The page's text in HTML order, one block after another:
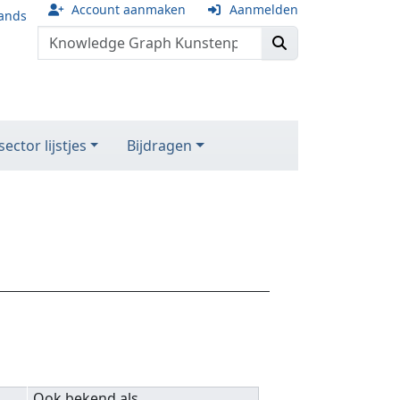
Account aanmaken Aanmelden
lijstjes Bijdragen